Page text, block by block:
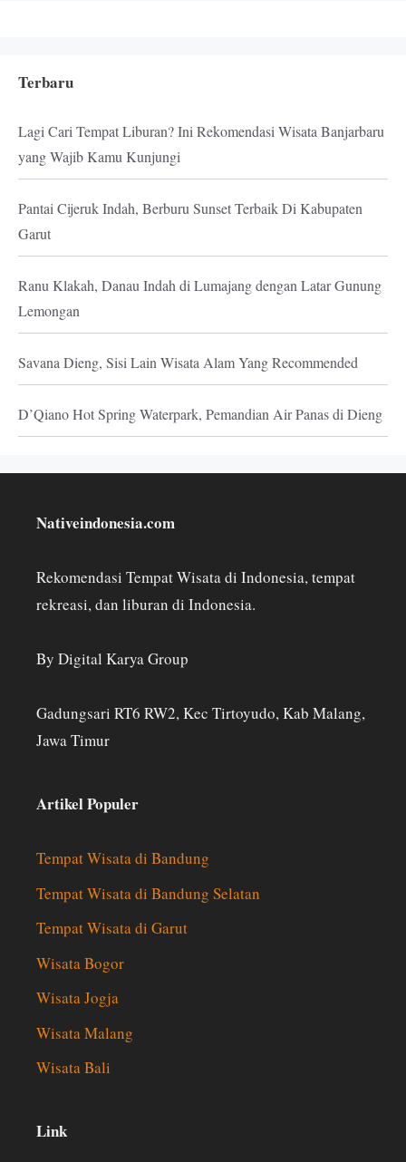
Terbaru
Lagi Cari Tempat Liburan? Ini Rekomendasi Wisata Banjarbaru
yang Wajib Kamu Kunjungi
Pantai Cijeruk Indah, Berburu Sunset Terbaik Di Kabupaten
Garut
Ranu Klakah, Danau Indah di Lumajang dengan Latar Gunung
Lemongan
Savana Dieng, Sisi Lain Wisata Alam Yang Recommended
D’Qiano Hot Spring Waterpark, Pemandian Air Panas di Dieng
Nativeindonesia.com
Rekomendasi Tempat Wisata di Indonesia, tempat
rekreasi, dan liburan di Indonesia.
By Digital Karya Group
Gadungsari RT6 RW2, Kec Tirtoyudo, Kab Malang,
Jawa Timur
Artikel Populer
Tempat Wisata di Bandung
Tempat Wisata di Bandung Selatan
Tempat Wisata di Garut
Wisata Bogor
Wisata Jogja
Wisata Malang
Wisata Bali
Link